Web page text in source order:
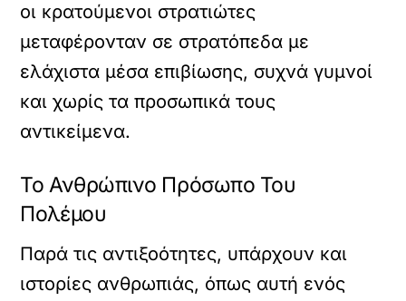
οι κρατούμενοι στρατιώτες
μεταφέρονταν σε στρατόπεδα με
ελάχιστα μέσα επιβίωσης, συχνά γυμνοί
και χωρίς τα προσωπικά τους
αντικείμενα.
Το Ανθρώπινο Πρόσωπο Του
Πολέμου
Παρά τις αντιξοότητες, υπάρχουν και
ιστορίες ανθρωπιάς, όπως αυτή ενός